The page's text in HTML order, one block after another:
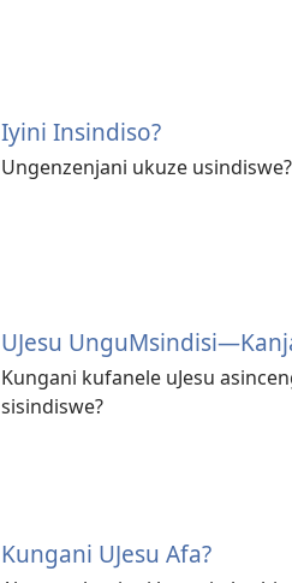
Iyini Insindiso?
Ungenzenjani ukuze
UJesu
Kungani kufanele uJesu
sisindiswe?
Kungani UJesu Afa?